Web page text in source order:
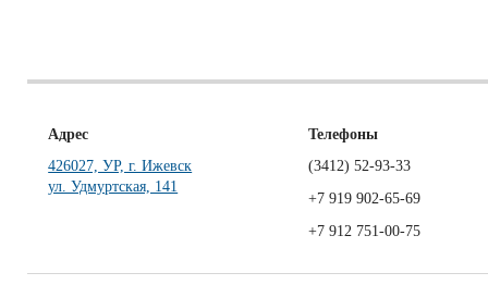
Адрес
426027, УР, г. Ижевск
ул. Удмуртская, 141
Телефоны
(3412) 52-93-33
+7 919 902-65-69
+7 912 751-00-75